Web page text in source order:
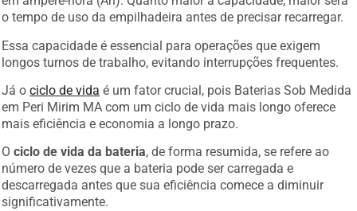
o tempo de uso da empilhadeira antes de precisar recarregar.
Essa capacidade é essencial para operações que exigem
longos turnos de trabalho, evitando interrupções frequentes.
Já ociclo de vida é um fator crucial, pois Baterias Sob Medida
em Peri Mirim MA com um ciclo de vida mais longo oferece
mais eficiência e economia a longo prazo.
Ociclo de vida da bateria, de forma resumida, se refere ao
número de vezes que a bateria pode ser carregada e
descarregada antes que sua eficiência comece a diminuir
significativamente.